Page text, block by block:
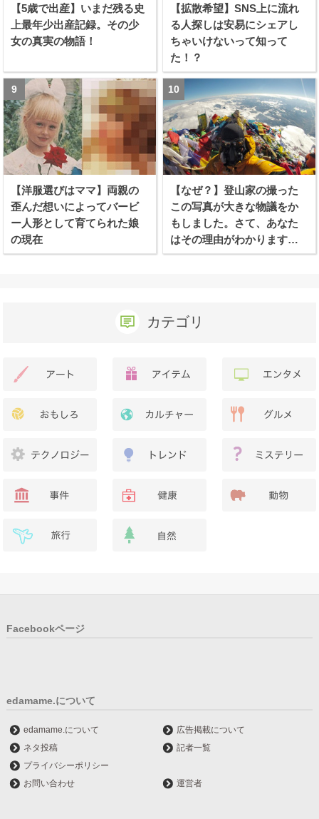
【5歳で出産】いまだ残る史
上最年少出産記録。その少
女の真実の物語！
【拡散希望】SNS上に流れ
る人探しは安易にシェアし
ちゃいけないって知って
た！？
【洋服選びはママ】両親の
歪んだ想いによってバービ
ー人形として育てられた娘
の現在
【なぜ？】登山家の撮った
この写真が大きな物議をか
もしました。さて、あなた
はその理由がわかります
か？
カテゴリ
Facebookページ
edamame.について
edamame.について
広告掲載について
ネタ投稿
記者一覧
プライバシーポリシー
お問い合わせ
運営者